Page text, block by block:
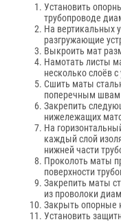
Установить
трубопроводе
На вертикальных
разгружающие
Выкроить мат
Намотать листы
несколько слоёв
Сшить маты
поперечным швам
Закрепить
нижележащих
На
каждый слой
нижней части
Проколоть маты
поверхности
Закрепить маты
из проволоки
Закрыть опорные
Установить